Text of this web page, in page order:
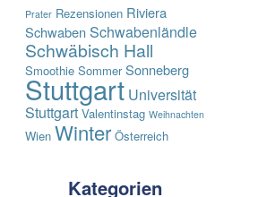
Prater Rezensionen Riviera
SchwabenSchwabenländle
Schwäbisch Hall
Smoothie Sommer Sonneberg
Stuttgart Universität
Stuttgart Valentinstag Weihnachten
Wien Winter Österreich
Kategorien